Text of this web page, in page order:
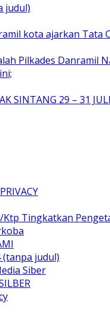
judul)
kota ajarkan Tata
Pilkades Danramil
SINTANG 29 – 31
Ktp Tingkatkan
(tanpa judul)
Siber